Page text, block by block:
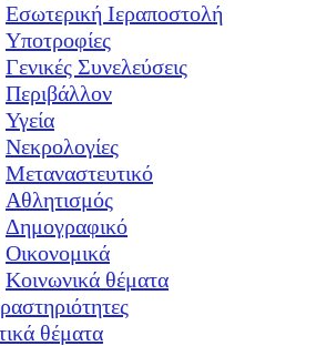
Εσωτερική Ιεραποστολή
Υποτροφίες
Γενικές Συνελεύσεις
Περιβάλλον
Υγεία
Νεκρολογίες
Μεταναστευτικό
Αθλητισμός
Δημογραφικό
Οικονομικά
Κοινωνικά θέματα
θέματα